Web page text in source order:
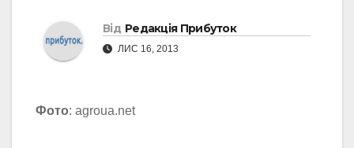
Від Редакція Прибуток
ЛИС 16, 2013
Фото: agroua.net